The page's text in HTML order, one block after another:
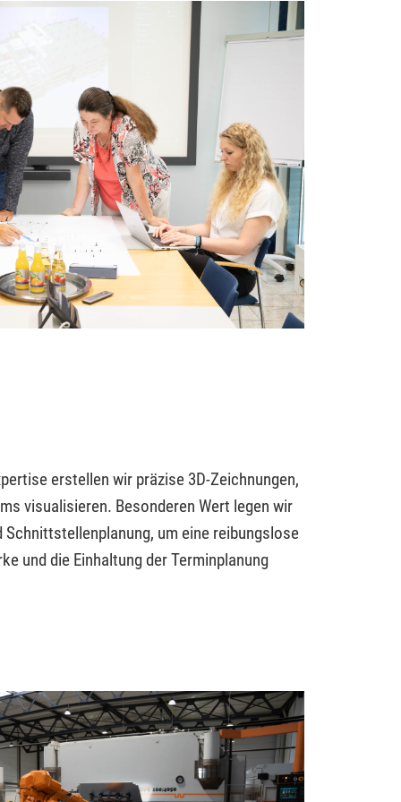
erstellen wir präzise 3D-Zeichnungen,
visualisieren. Besonderen Wert legen wir
um eine reibungslose
und die Einhaltung der Terminplanung